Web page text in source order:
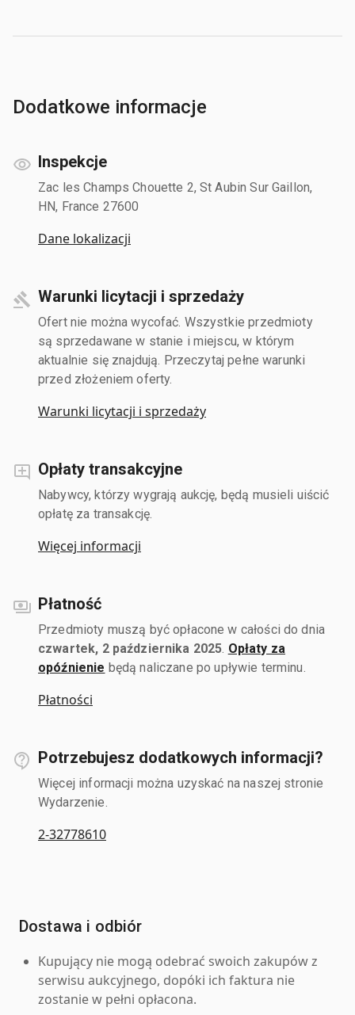
Dodatkowe informacje
Inspekcje
Zac les Champs Chouette 2, St Aubin Sur Gaillon,
HN, France 27600
Dane lokalizacji
Warunki licytacji i sprzedaży
Ofert nie można wycofać. Wszystkie przedmioty
są sprzedawane w stanie i miejscu, w którym
aktualnie się znajdują. Przeczytaj pełne warunki
przed złożeniem oferty.
Warunki licytacji i sprzedaży
Opłaty transakcyjne
Nabywcy, którzy wygrają aukcję, będą musieli uiścić
opłatę za transakcję.
Więcej informacji
Płatność
Przedmioty muszą być opłacone w całości do dnia
czwartek, 2 października 2025 Opłaty za
opóźnienie będą naliczane po upływie terminu.
Płatności
Potrzebujesz dodatkowych informacji?
Więcej informacji można uzyskać na naszej stronie
Wydarzenie.
2-32778610
Dostawa i odbiór
Kupujący nie mogą odebrać swoich zakupów z
serwisu aukcyjnego, dopóki ich faktura nie
zostanie w pełni opłacona.